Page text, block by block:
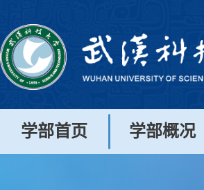
学部首页 学部概况